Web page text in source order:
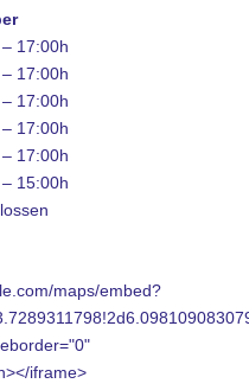
17:00h
17:00h
17:00h
17:00h
17:00h
15:00h
maps/embed?
iframe>